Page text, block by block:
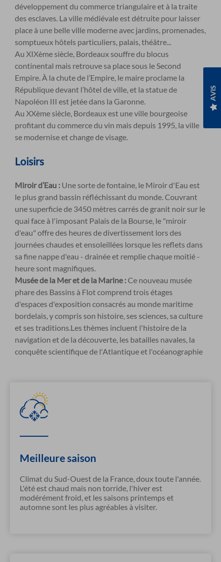
AVIS
développement du commerce triangulaire et à la traite
des esclaves. La ville médiévale est détruite pour laisser
place à une belle ville moderne avec jardins, promenades,
somptueux hôtels particuliers, palais, théâtre...
Au XIXème siècle, Bordeaux souffre du blocus
continental mais retrouve sa place sous le Second
Empire. À la chute de l’Empire, le maire proclame la
République devant l’hôtel de ville, et la statue de
Napoléon III est jetée dans la Garonne.
Au XXème siècle, Bordeaux est une ville bourgeoise
profitant du commerce du vin mais depuis 1995, la ville
se modernise et change de visage.
Loisirs
Miroir d’Eau : Une sorte de fontaine, le Miroir d'Eau est
le plus grand bassin réfléchissant du monde. Couvrant
une superficie de 3450 mètres carrés de granit noir sur le
quai face à l'imposant Palais de la Bourse, le "miroir
d'eau" offre des heures de divertissement lors des
journées chaudes et ensoleillées lorsque les reflets dans
sa fine nappe d'eau - drainée et remplie chaque moitié -
heure sont magnifiques.
Musée de la Mer et de la Marine :Ce nouveau musée
phare des Bassins à Flot comprend trois étages
d'espaces d'exposition consacrés au monde maritime
bordelais, y compris son histoire, ses sciences, sa culture
et ses traditions.Les thèmes incluent l'histoire de la
navigation et de la découverte, les batailles navales, la
conquête scientifique de l'Atlantique et l'océanographie
Meilleure saison
Climat du Sud-Ouest de la France, doux toute l'année.
L'été est chaud mais non torride, l'hiver est
modérément froid, et les saisons printemps et
automne sont les plus agréables à visiter.